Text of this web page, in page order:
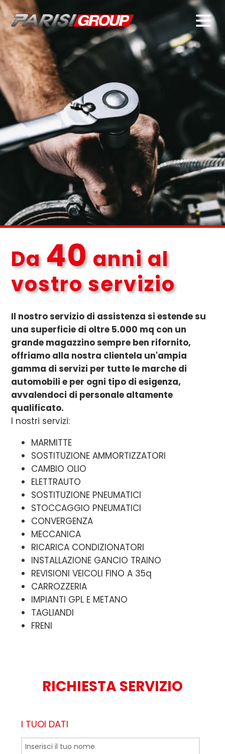
Da 40anni al
vostro servizio
Il nostro servizio di assistenza si estende su
una superficie di oltre 5.000 mq con un
grande magazzino sempre ben rifornito,
offriamo alla nostra clientela un'ampia
gamma di servizi per tutte le marche di
automobili e per ogni tipo di esigenza,
avvalendoci di personale altamente
qualificato.
I nostri servizi:
MARMITTE
SOSTITUZIONE AMMORTIZZATORI
CAMBIO OLIO
ELETTRAUTO
SOSTITUZIONE PNEUMATICI
STOCCAGGIO PNEUMATICI
CONVERGENZA
MECCANICA
RICARICA CONDIZIONATORI
INSTALLAZIONE GANCIO TRAINO
REVISIONI VEICOLI FINO A 35q
CARROZZERIA
IMPIANTI GPL E METANO
TAGLIANDI
FRENI
RICHIESTA SERVIZIO
I TUOI DATI